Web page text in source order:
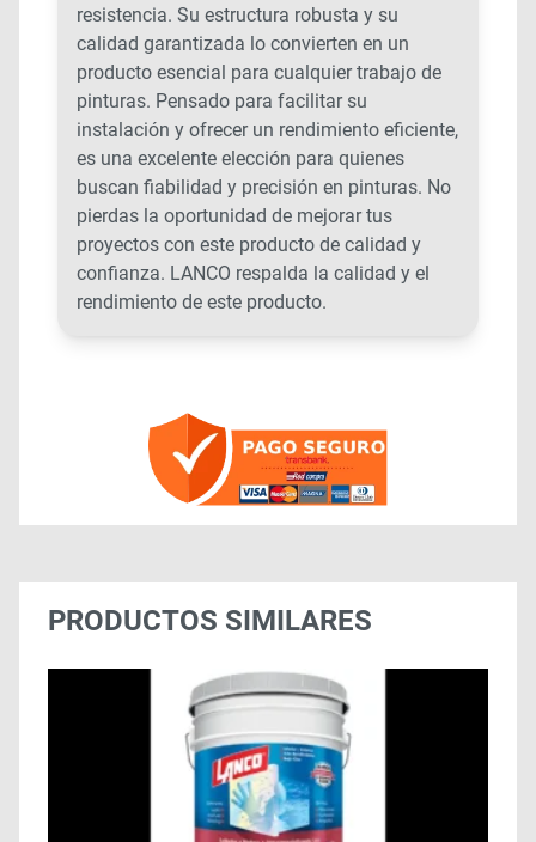
resistencia. Su estructura robusta y su
calidad garantizada lo convierten en un
producto esencial para cualquier trabajo de
pinturas. Pensado para facilitar su
instalación y ofrecer un rendimiento eficiente,
es una excelente elección para quienes
buscan fiabilidad y precisión en pinturas. No
pierdas la oportunidad de mejorar tus
proyectos con este producto de calidad y
confianza. LANCO respalda la calidad y el
rendimiento de este producto.
PRODUCTOS SIMILARES